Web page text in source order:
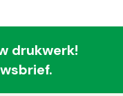
drukwerk!